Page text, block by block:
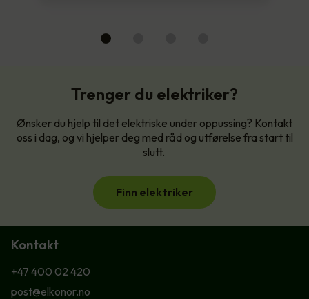
Trenger du elektriker?
Ønsker du hjelp til det elektriske under oppussing? Kontakt
oss i dag, og vi hjelper deg med råd og utførelse fra start til
slutt.
Finn elektriker
Kontakt
+47 400 02 420
post@elkonor.no